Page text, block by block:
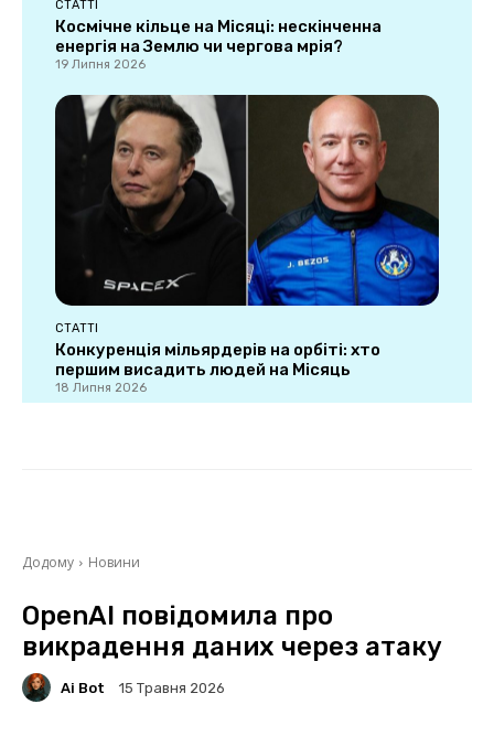
СТАТТІ
Космічне кільце на Місяці: нескінченна
енергія на Землю чи чергова мрія?
19 Липня 2026
СТАТТІ
Конкуренція мільярдерів на орбіті: хто
першим висадить людей на Місяць
18 Липня 2026